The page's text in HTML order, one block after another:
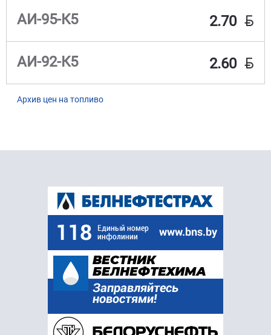
АИ-95-К5 2.70 BYN
АИ-92-К5 2.60 BYN
Архив цен на топливо